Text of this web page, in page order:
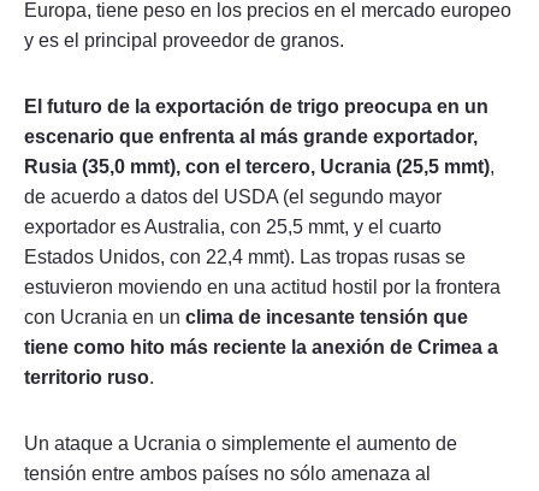
Europa, tiene peso en los precios en el mercado europeo
y es el principal proveedor de granos.
El futuro de la exportación de trigo preocupa en un
escenario que enfrenta al más grande exportador,
Rusia (35,0 mmt), con el tercero, Ucrania (25,5 mmt),
de acuerdo a datos del USDA (el segundo mayor
exportador es Australia, con 25,5 mmt, y el cuarto
Estados Unidos, con 22,4 mmt). Las tropas rusas se
estuvieron moviendo en una actitud hostil por la frontera
con Ucrania en un clima de incesante tensión que
tiene como hito más reciente la anexión de Crimea a
territorio ruso.
Un ataque a Ucrania o simplemente el aumento de
tensión entre ambos países no sólo amenaza al